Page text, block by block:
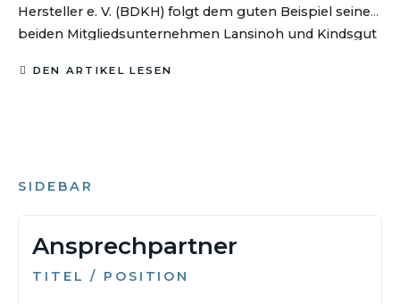
Hersteller e. V. (BDKH) folgt dem guten Beispiel seiner
beiden Mitgliedsunternehmen Lansinoh und Kindsgut
„Unternehmen mit Haltung“ von Natascha Sagorski.
DEN ARTIKEL LESEN
SIDEBAR
Ansprechpartner
TITEL / POSITION